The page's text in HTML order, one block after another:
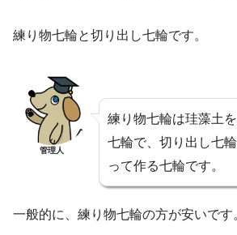
練り物七輪と切り出し七輪です。
管理人
練り物七輪は珪藻土
七輪で、切り出し七
って作る七輪です。
一般的に、練り物七輪の方が安いです